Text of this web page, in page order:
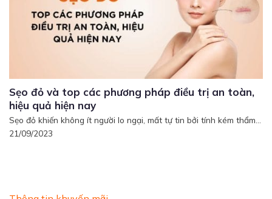
Sẹo đỏ và top các phương pháp điều trị an toàn,
hiệu quả hiện nay
Sẹo đỏ khiến không ít người lo ngại, mất tự tin bởi tính kém thẩm...
21/09/2023